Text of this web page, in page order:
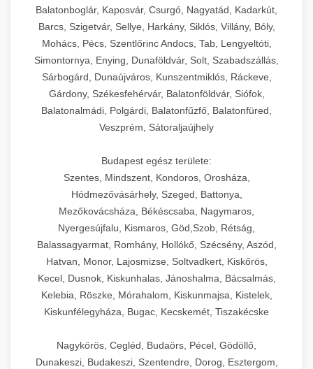
Balatonboglár, Kaposvár, Csurgó, Nagyatád, Kadarkút,
Barcs, Szigetvár, Sellye, Harkány, Siklós, Villány, Bóly,
Mohács, Pécs, Szentlőrinc Andocs, Tab, Lengyeltóti,
Simontornya, Enying, Dunaföldvár, Solt, Szabadszállás,
Sárbogárd, Dunaújváros, Kunszentmiklós, Ráckeve,
Gárdony, Székesfehérvár, Balatonföldvár, Siófok,
Balatonalmádi, Polgárdi, Balatonfűzfő, Balatonfüred,
Veszprém, Sátoraljaújhely
Budapest egész területe:
Szentes, Mindszent, Kondoros, Orosháza,
Hódmezővásárhely, Szeged, Battonya,
Mezőkovácsháza, Békéscsaba, Nagymaros,
Nyergesújfalu, Kismaros, Göd,Szob, Rétság,
Balassagyarmat, Romhány, Hollókő, Szécsény, Aszód,
Hatvan, Monor, Lajosmizse, Soltvadkert, Kiskőrös,
Kecel, Dusnok, Kiskunhalas, Jánoshalma, Bácsalmás,
Kelebia, Röszke, Mórahalom, Kiskunmajsa, Kistelek,
Kiskunfélegyháza, Bugac, Kecskemét, Tiszakécske
Nagykörös, Cegléd, Budaörs, Pécel, Gödöllő,
Dunakeszi, Budakeszi, Szentendre, Dorog, Esztergom,